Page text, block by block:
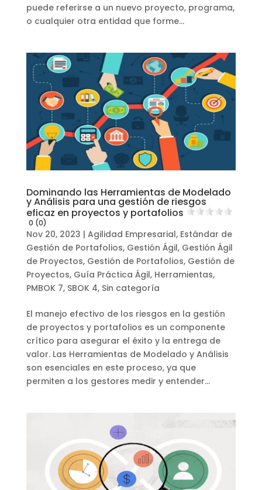
puede referirse a un nuevo proyecto, programa,
o cualquier otra entidad que forme...
Dominando las Herramientas de Modelado
y Análisis para una gestión de riesgos
eficaz en proyectos y portafolios
0 (0)
Nov 20, 2023 | Agilidad Empresarial, Estándar de
Gestión de Portafolios, Gestión Ágil, Gestión Ágil
de Proyectos, Gestión de Portafolios, Gestión de
Proyectos, Guía Práctica Ágil, Herramientas,
PMBOK 7, SBOK 4, Sin categoría
El manejo efectivo de los riesgos en la gestión
de proyectos y portafolios es un componente
crítico para asegurar el éxito y la entrega de
valor. Las Herramientas de Modelado y Análisis
son esenciales en este proceso, ya que
permiten a los gestores medir y entender...